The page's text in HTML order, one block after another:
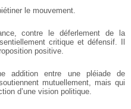
le mouvement.
contre le déferlement de la
critique et défensif. Il
positive.
addition entre une pléiade de
mutuellement, mais qui
d’une vision politique.